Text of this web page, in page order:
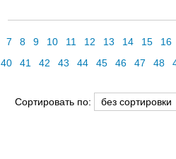
7 8 9 10 11 12 13 14 15
16
40 41 42 43 44 45 46 47 48
Сортировать по: